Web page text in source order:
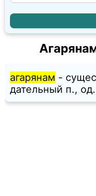
агарянам -
дательный п.,